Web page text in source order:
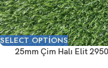
SELECT OPTIONS
25mm Çim Halı Elit